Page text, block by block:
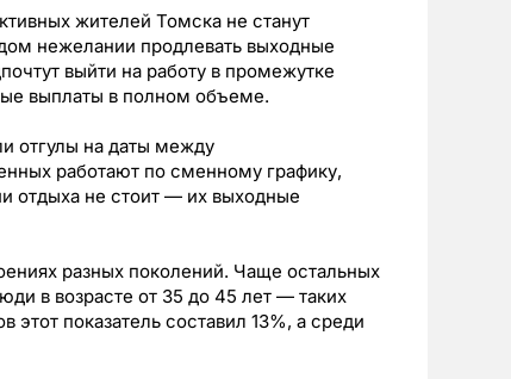
жителей Томска не станут
нежелании продлевать выходные
выйти на работу в промежутке
выплаты в полном объеме.
отгулы на даты между
работают по сменному графику,
отдыха не стоит — их выходные
разных поколений. Чаще остальных
в возрасте от 35 до 45 лет — таких
показатель составил 13%, а среди